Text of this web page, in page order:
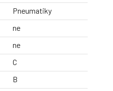
Pneumatiky
ne
ne
C
B